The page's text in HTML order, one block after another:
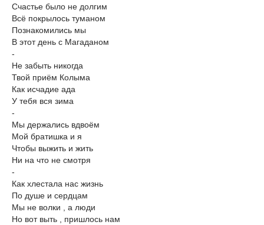
Счастье было не долгим
Всё покрылось туманом
Познакомились мы
В этот день с Магаданом
-
Не забыть никогда
Твой приём Колыма
Как исчадие ада
У тебя вся зима
-
Мы держались вдвоём
Мой братишка и я
Чтобы выжить и жить
Ни на что не смотря
-
Как хлестала нас жизнь
По душе и сердцам
Мы не волки , а люди
Но вот выть , пришлось нам